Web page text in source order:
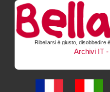
Ribellarsi è giusto, disobbedire
Archivi IT